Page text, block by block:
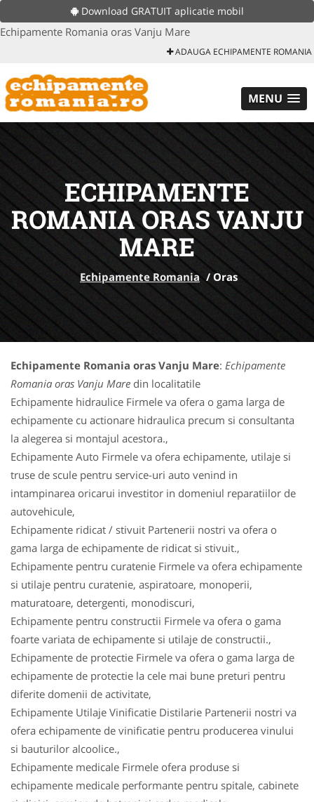
Download GRATUIT aplicatie mobil
Echipamente Romania oras Vanju Mare
ADAUGA ECHIPAMENTE ROMANIA
MENU
ECHIPAMENTE
ROMANIA ORAS VANJU
MARE
Echipamente Romania / Oras
Echipamente Romania oras Vanju Mare: Echipamente
Romania oras Vanju Mare din localitatile
Echipamente hidraulice Firmele va ofera o gama larga de
echipamente cu actionare hidraulica precum si consultanta
la alegerea si montajul acestora.,
Echipamente Auto Firmele va ofera echipamente, utilaje si
truse de scule pentru service-uri auto venind in
intampinarea oricarui investitor in domeniul reparatiilor de
autovehicule,
Echipamente ridicat / stivuit Partenerii nostri va ofera o
gama larga de echipamente de ridicat si stivuit.,
Echipamente pentru curatenie Firmele va ofera echipamente
si utilaje pentru curatenie, aspiratoare, monoperii,
maturatoare, detergenti, monodiscuri,
Echipamente pentru constructii Firmele va ofera o gama
foarte variata de echipamente si utilaje de constructii.,
Echipamente de protectie Firmele va ofera o gama larga de
echipamente de protectie la cele mai bune preturi pentru
diferite domenii de activitate,
Echipamente Utilaje Vinificatie Distilarie Partenerii nostri va
ofera echipamente de vinificatie pentru producerea vinului
si bauturilor alcoolice.,
Echipamente medicale Firmele ofera produse si
echipamente medicale performante pentru spitale, cabinete